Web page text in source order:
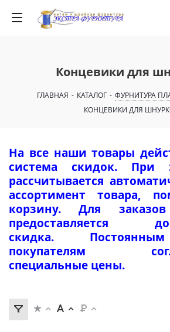
Концевики для
ГЛАВНАЯ - КАТАЛОГ - ФУРНИТУРА
КОНЦЕВИКИ ДЛЯ
На все наши товары
система скидок. При
рассчитывается
ассортимент товара,
корзину. Для
предоставляется
скидка.
покупателям
специальные цены.